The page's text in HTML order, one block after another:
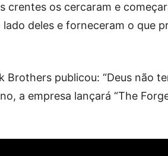
crentes os cercaram e
deles e forneceram o que
Brothers publicou: “Deus não
a empresa lançará “The